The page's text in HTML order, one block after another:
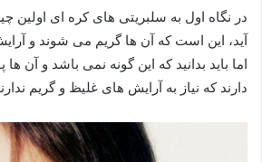
در نگاه اول به سلبریتی های کره ای اولین
آید، این است که آن ها گریم می شوند و
اما باید بدانید که این گونه نمی باشد و
دارند که نیاز به آرایش های غلیظ و گریم